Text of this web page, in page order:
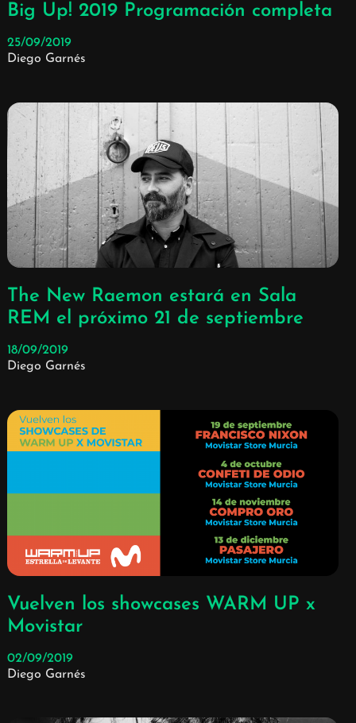
Big Up! 2019 Programación completa
25/09/2019
Diego Garnés
The New Raemon estará en Sala
REM el próximo 21 de septiembre
18/09/2019
Diego Garnés
Vuelven los showcases WARM UP x
Movistar
02/09/2019
Diego Garnés